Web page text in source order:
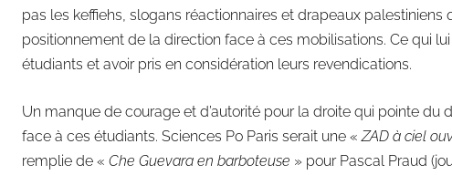
pas les keffiehs, slogans réactionnaires et drapeaux
positionnement de la direction face à ces mobilisations. Ce qui
étudiants et avoir pris en considération leurs revendications.
Un manque de courage et d’autorité pour la droite qui pointe
face à ces étudiants. Sciences Po Paris serait une «ZAD à ciel
remplie de « Che Guevara en barboteuse » pour Pascal Praud